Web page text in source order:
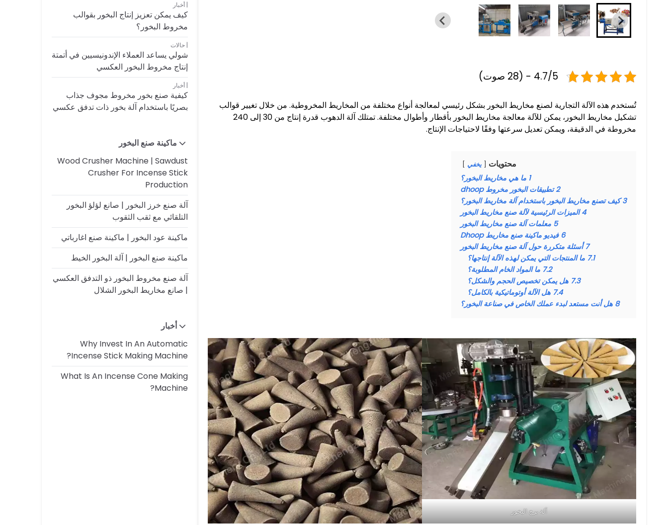
4.7/5 - (28 صوت)
تُستخدم هذه الآلة التجارية لصنع مخاريط البخور بشكل رئيسي لمعالجة أنواع مختلفة من المخاريط المخروطية. من خلال تغيير قوالب
تشكيل مخاريط البخور، يمكن للآلة معالجة مخاريط البخور بأقطار وأطوال مختلفة. تمتلك آلة الدهوب قدرة إنتاج من 30 إلى 240
مخروطة في الدقيقة، ويمكن تعديل سرعتها وفقًا لاحتياجات الإنتاج.
محتويات يخفي
1 ما هي مخاريط البخور؟
2 تطبيقات البخور مخروط dhoop
3 كيف تصنع مخاريط البخور باستخدام آلة مخاريط البخور؟
4 الميزات الرئيسية لآلة صنع مخاريط البخور
5 معلمات آلة صنع مخاريط البخور
6 فيديو ماكينة صنع مخاريط Dhoop
7 أسئلة متكررة حول آلة صنع مخاريط البخور
7.1 ما المنتجات التي يمكن لهذه الآلة إنتاجها؟
7.2 ما المواد الخام المطلوبة؟
7.3 هل يمكن تخصيص الحجم والشكل؟
7.4 هل الآلة أوتوماتيكية بالكامل؟
8 هل أنت مستعد لبدء عملك الخاص في صناعة البخور؟
آلة برج البخور
أخبار
كيف يمكن تعزيز إنتاج البخور بقوالب
مخروط البخور؟
حالات
شولي يساعد العملاء الإندونيسيين في أتمتة
إنتاج مخروط البخور العكسي
أخبار
كيفية صنع بخور مخروط مجوف جذاب
بصريًا باستخدام آلة بخور ذات تدفق عكسي
ماكينة صنع البخور
Wood Crusher Machine | Sawdust
Crusher For Incense Stick
Production
آلة صنع خرز البخور | صانع لؤلؤ البخور
التلقائي مع ثقب الثقوب
ماكينة عود البخور | ماكينة صنع اغارباتي
ماكينة صنع البخور | آلة البخور الخيط
آلة صنع مخروط البخور ذو التدفق العكسي
| صانع مخاريط البخور الشلال
أخبار
Why Invest In An Automatic
Incense Stick Making Machine?
What Is An Incense Cone Making
Machine?